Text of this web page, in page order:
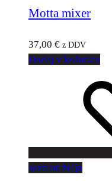
Motta mixer
37,00 € z DDV
Dodaj v košarico
seznam želja